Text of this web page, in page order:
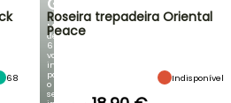
Mais
de
60
variedades
inéditas
para
o
seu
68
Roseira trepadeira Oriental
Peace
Indisponível